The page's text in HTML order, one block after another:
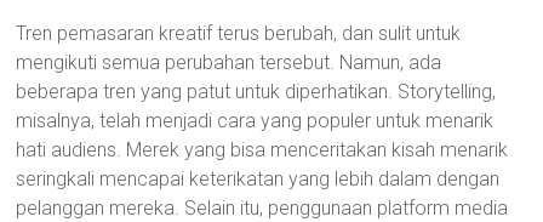
Tren pemasaran kreatif terus berubah, dan sulit untuk
mengikuti semua perubahan tersebut. Namun, ada
beberapa tren yang patut untuk diperhatikan. Storytelling,
misalnya, telah menjadi cara yang populer untuk menarik
hati audiens. Merek yang bisa menceritakan kisah menarik
seringkali mencapai keterikatan yang lebih dalam dengan
pelanggan mereka. Selain itu, penggunaan platform media